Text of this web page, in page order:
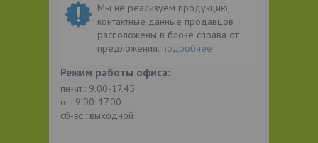
Мы не реализуем продукцию,
контактные данные продавцов
расположены в блоке справа от
предложения. подробнее
Режим работы офиса:
пн-чт.: 9.00-17.45
пт.: 9.00-17.00
сб-вс.: выходной